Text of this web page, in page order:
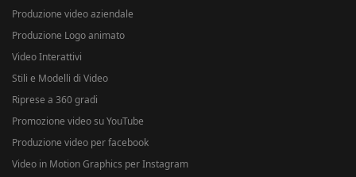
Produzione video aziendale
Produzione Logo animato
Video Interattivi
Stili e Modelli di Video
Riprese a 360 gradi
Promozione video su YouTube
Produzione video per facebook
Video in Motion Graphics per Instagram